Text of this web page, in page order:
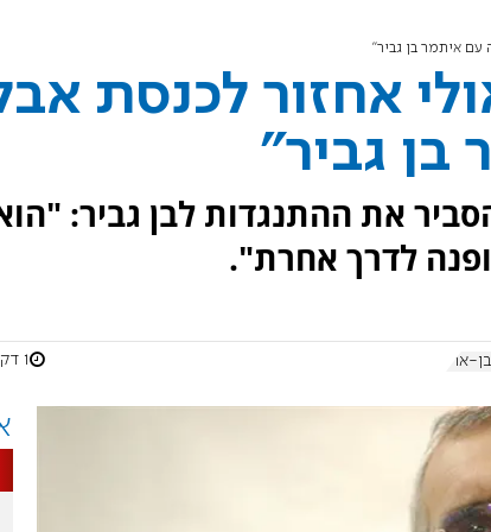
עם איתמר בן גביר"
אחזור לכנסת
בן גביר"
את ההתנגדות לבן גביר:
לדרך אחרת".
ארי 1 דקות